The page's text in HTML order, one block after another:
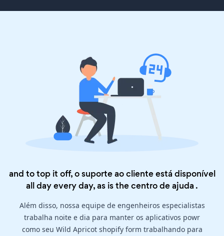
and to top it off, o suporte ao cliente está disponível
all day every day, as is thecentro de ajuda .
Além disso, nossa equipe de engenheiros especialistas
trabalha noite e dia para manter os aplicativos powr
como seu Wild Apricot shopify form trabalhando para